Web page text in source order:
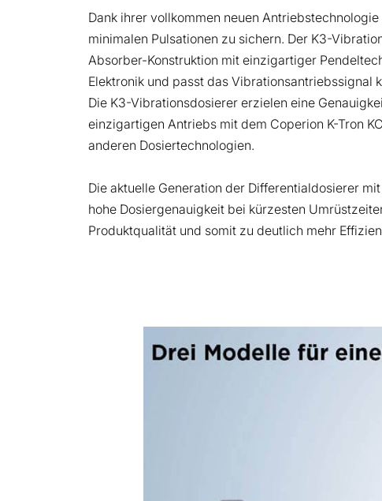
Dank ihrer vollkommen neuen
minimalen Pulsationen zu sichern. Der K3-
Absorber-Konstruktion mit einzigartiger
Elektronik und passt das Vibrationsantriebssignal
Die K3-Vibrationsdosierer erzielen eine
einzigartigen Antriebs mit dem Coperion K-Tron
anderen Dosiertechnologien.
Die aktuelle Generation der Differentialdosierer
hohe Dosiergenauigkeit bei kürzesten
Produktqualität und somit zu deutlich mehr